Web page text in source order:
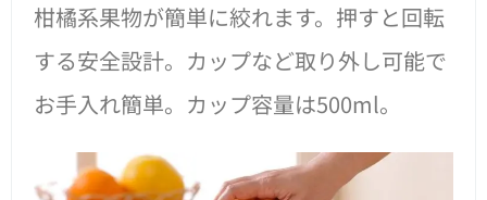
柑橘系果物が簡単に絞れます。押すと回転
する安全設計。カップなど取り外し可能で
お手入れ簡単。カップ容量は500ml。